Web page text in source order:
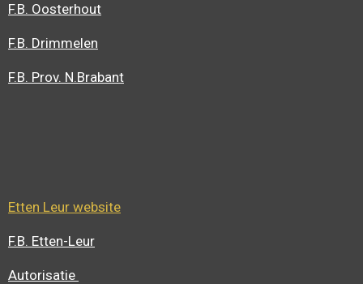
F.B. Oosterhout
F.B. Drimmelen
F.B. Prov. N.Brabant
Etten Leur website
F.B. Etten-Leur
Autorisatie